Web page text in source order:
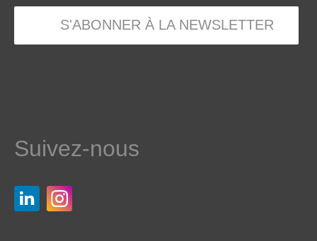
S'ABONNER À LA NEWSLETTER
Suivez-nous